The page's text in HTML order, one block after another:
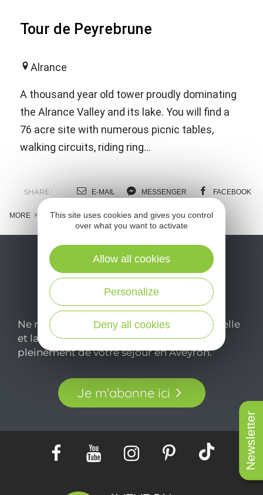
Newsletter
Tour de Peyrebrune
Alrance
A thousand year old tower proudly dominating
the Alrance Valley and its lake. You will find a
76 acre site with numerous picnic tables,
walking circuits, riding ring...
SHARE : E-MAIL MESSENGER FACEBOOK
MORE
Ne manquez pas notre newsletter mensuelle
et laissez-vous inspirer pour profiter
pleinement de votre séjour en Aveyron.
Je m'abonne ici
This site uses cookies and gives you control
over what you want to activate
Deny all cookies
Personalize
Allow all cookies